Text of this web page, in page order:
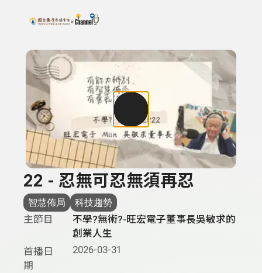
上方功能區塊
搜尋關鍵字：可輸入節目名稱、主持人或關鍵字
22 - 忍無可忍無須再忍
智慧佈局 科技趨勢
主節目
不學?無術?-旺宏電子董事長吳敏求的
創業人生
首播日
期
2026-03-31